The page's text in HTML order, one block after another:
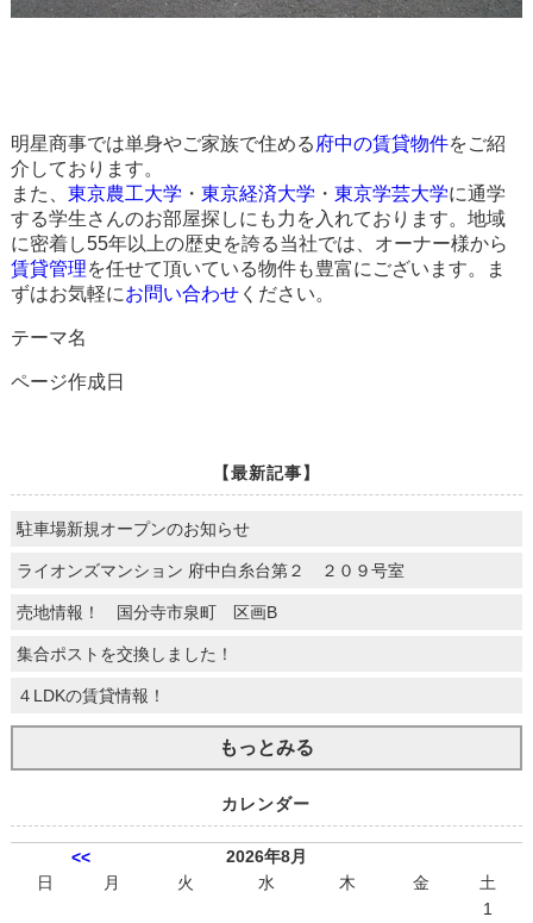
明星商事では単身やご家族で住める 府中の賃貸物件をご紹
介しております。
また、 東京農工大学 ・ 東京経済大学 ・ 東京学芸大学に通学
する学生さんのお部屋探しにも力を入れております。地域
に密着し55年以上の歴史を誇る当社では、オーナー様から
賃貸管理を任せて頂いている物件も豊富にございます。ま
ずはお気軽にお問い合わせください。
テーマ名
ページ作成日
【最新記事】
駐車場新規オープンのお知らせ
ライオンズマンション 府中白糸台第２ ２０９号室
売地情報！ 国分寺市泉町 区画B
集合ポストを交換しました！
４LDKの賃貸情報！
もっとみる
カレンダー
<<
2026年8月
日
月 火 水 木 金
土
1